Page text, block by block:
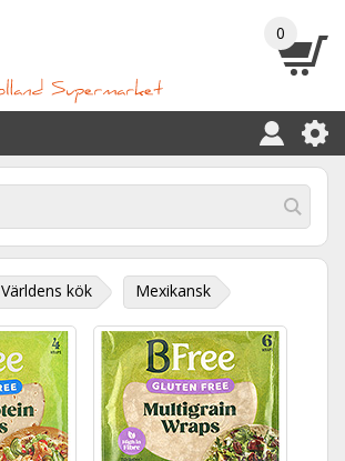
0
Världens kök Mexikansk